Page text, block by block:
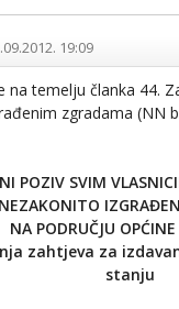
19:09
na temelju članka 44.
zgradama (NN
POZIV SVIM
NEZAKONITO
NA PODRUČJU
zahtjeva za
stanju